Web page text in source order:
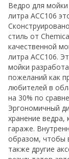
Ведро для
литра ACC106
стиль от
качественной
литра ACC106.
мойки
пожеланий как
любителей в
на 30% по
Эргономичный
хранение
гараже.
образом, чтобы
также другие